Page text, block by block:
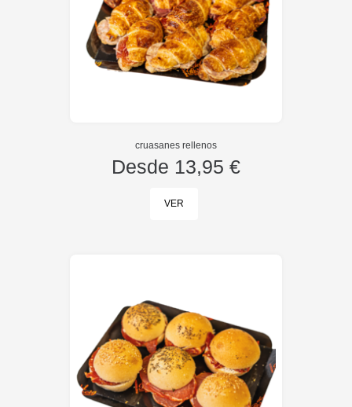
cruasanes rellenos
Desde 13,95 €
VER